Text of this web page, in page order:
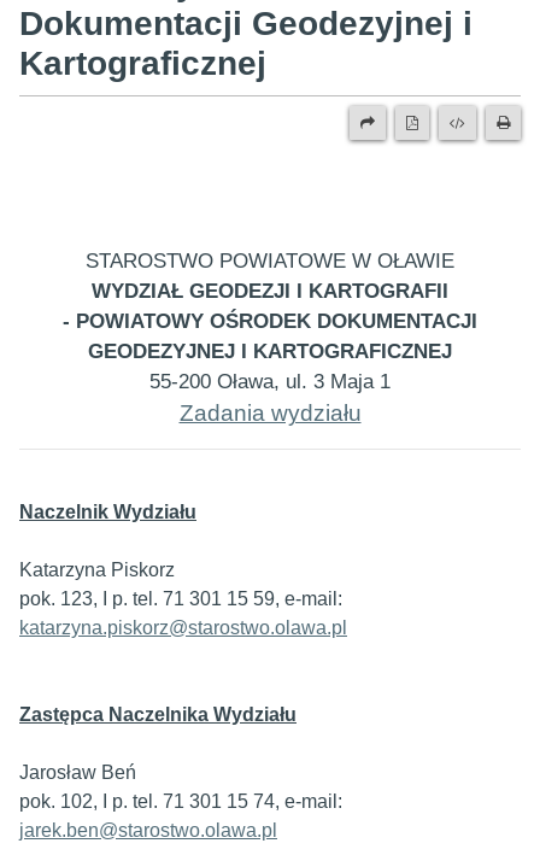
Dokumentacji Geodezyjnej i
Kartograficznej
STAROSTWO POWIATOWE W OŁAWIE
WYDZIAŁ GEODEZJI I KARTOGRAFII
- POWIATOWY OŚRODEK DOKUMENTACJI
GEODEZYJNEJ I KARTOGRAFICZNEJ
55-200 Oława, ul. 3 Maja 1
Zadania wydziału
Naczelnik Wydziału
Katarzyna Piskorz
pok. 123, I p. tel. 71 301 15 59, e-mail:
katarzyna.piskorz@starostwo.olawa.pl
Zastępca Naczelnika Wydziału
Jarosław Beń
pok. 102, I p. tel. 71 301 15 74, e-mail:
jarek.ben@starostwo.olawa.pl